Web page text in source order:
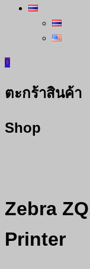
0
ตะกร้าสินค้า
Shop
Zebra
Printer